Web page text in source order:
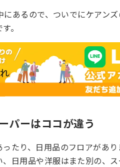
あるので、ついでにケアン
。
パーはココが違う
たり、日用品のフロアがあ
日用品や洋服はまた別の、